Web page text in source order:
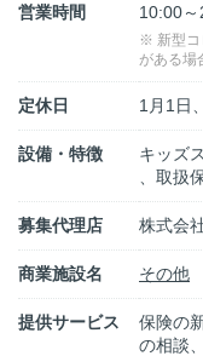
営業時間 10:00
※ 新型コ
がある場
定休日 1月1日
設備・特徴
キッズ
、取扱
募集代理店 株式会
商業施設名 その他
提供サービス
保険の
の相談